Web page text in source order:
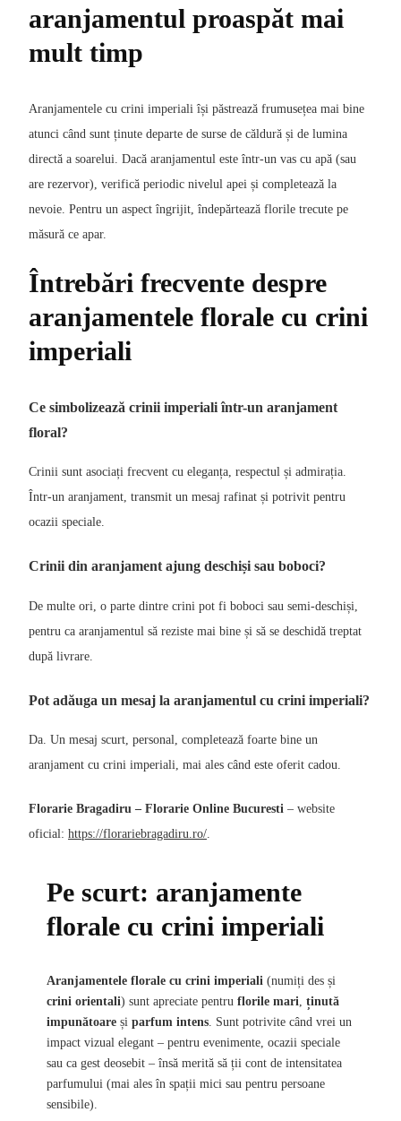
aranjamentul proaspăt mai
mult timp
Aranjamentele cu crini imperiali își păstrează frumusețea mai bine
atunci când sunt ținute departe de surse de căldură și de lumina
directă a soarelui. Dacă aranjamentul este într-un vas cu apă (sau
are rezervor), verifică periodic nivelul apei și completează la
nevoie. Pentru un aspect îngrijit, îndepărtează florile trecute pe
măsură ce apar.
Întrebări frecvente despre
aranjamentele florale cu crini
imperiali
Ce simbolizează crinii imperiali într-un aranjament
floral?
Crinii sunt asociați frecvent cu eleganța, respectul și admirația.
Într-un aranjament, transmit un mesaj rafinat și potrivit pentru
ocazii speciale.
Crinii din aranjament ajung deschiși sau boboci?
De multe ori, o parte dintre crini pot fi boboci sau semi-deschiși,
pentru ca aranjamentul să reziste mai bine și să se deschidă treptat
după livrare.
Pot adăuga un mesaj la aranjamentul cu crini imperiali?
Da. Un mesaj scurt, personal, completează foarte bine un
aranjament cu crini imperiali, mai ales când este oferit cadou.
Florarie Bragadiru – Florarie Online Bucuresti – website
oficial: https://florariebragadiru.ro/.
Pe scurt: aranjamente
florale cu crini imperiali
Aranjamentele florale cu crini imperiali (numiți des și
crini orientali) sunt apreciate pentru florile mari, ținută
impunătoare și parfum intens. Sunt potrivite când vrei un
impact vizual elegant – pentru evenimente, ocazii speciale
sau ca gest deosebit – însă merită să ții cont de intensitatea
parfumului (mai ales în spații mici sau pentru persoane
sensibile).